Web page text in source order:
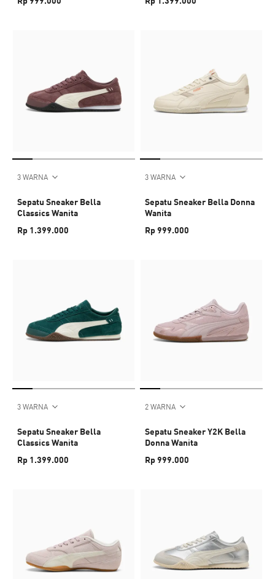
3 WARNA
Sepatu Sneaker Bella
Classics Wanita
Rp 1.399.000
3 WARNA
Sepatu Sneaker Bella Donna
Wanita
Rp 999.000
3 WARNA
Sepatu Sneaker Bella
Classics Wanita
Rp 1.399.000
2 WARNA
Sepatu Sneaker Y2K Bella
Donna Wanita
Rp 999.000